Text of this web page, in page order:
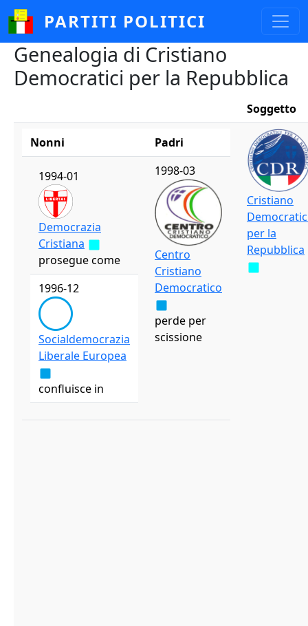
Salta al contenuto principale
PARTITI POLITICI
Genealogia di Cristiano
Democratici per la Repubblica
Soggetto
Nonni Padri
1994-01
Democrazia
Cristiana
prosegue come
1996-12
Socialdemocrazia
Liberale Europea
confluisce in
1998-03
Centro
Cristiano
Democratico
perde per
scissione
Cristiano
per la
Repubblica